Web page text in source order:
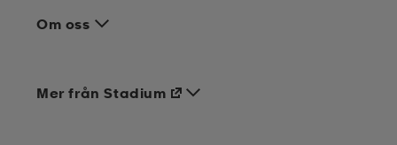
Om oss
Mer från Stadium